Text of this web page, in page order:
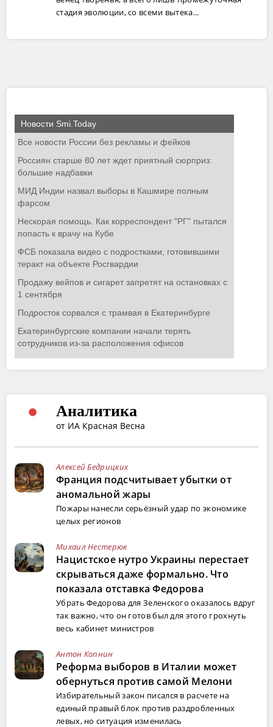
стадия эволюции, со всеми вытека...
Аналитика
от ИА Красная Весна
Алексей Бедрицких
Франция подсчитывает убытки от
аномальной жары
Пожары нанесли серьёзный удар по экономике
целых регионов
Михаил Нестерюк
Нацистское нутро Украины перестает
скрываться даже формально. Что
показала отставка Федорова
Убрать Федорова для Зеленского оказалось вдруг
так важно, что он готов был для этого грохнуть
весь кабинет министров
Антон Копнин
Реформа выборов в Италии может
обернуться против самой Мелони
Избирательный закон писался в расчете на
единый правый блок против раздробленных
левых, но ситуация изменилась